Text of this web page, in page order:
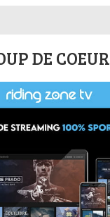
DE COEUR